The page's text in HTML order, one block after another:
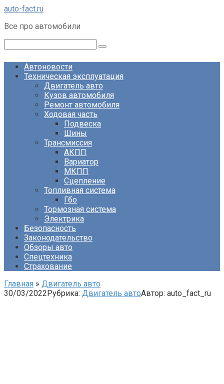
Перейти
контенту
auto-fact.ru
Все про автомобили
Автоновости
Техническая эксплуатация
Двигатель авто
Кузов автомобиля
Ремонт автомобиля
Ходовая часть
Подвеска
Шины
Трансмиссия
АКПП
Вариатор
МКПП
Сцепление
Топливная система
Гбо
Тормозная система
Электрика
Безопасность
Законодательство
Обзоры авто
Спецтехника
Страхование
Главная » Двигатель авто
30/03/2022Рубрика: Двигатель автоАвтор: auto_fact_ru